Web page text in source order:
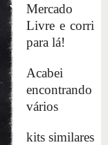
Mercado
Livre e corri
para lá!
Acabei
encontrando
vários
kits similares